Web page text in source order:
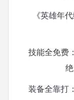
《英雄年
技能全免费
绝
装备全靠打